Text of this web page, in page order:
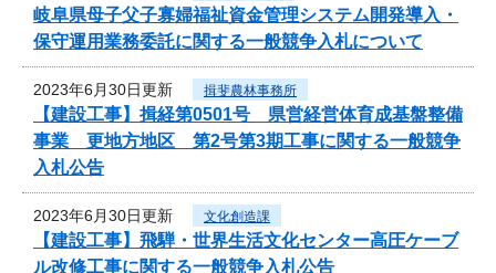
岐阜県母子父子寡婦福祉資金管理システム開発導入・
保守運用業務委託に関する一般競争入札について
2023年6月30日更新 揖斐農林事務所
【建設工事】揖経第0501号 県営経営体育成基盤整備
事業 更地方地区 第2号第3期工事に関する一般競争
入札公告
2023年6月30日更新 文化創造課
【建設工事】飛騨・世界生活文化センター高圧ケーブ
ル改修工事に関する一般競争入札公告